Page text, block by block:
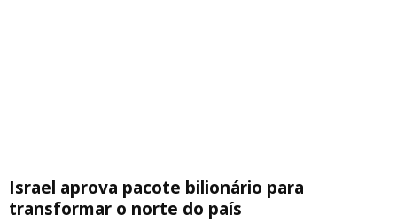
Israel aprova pacote bilionário para
transformar o norte do país